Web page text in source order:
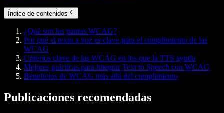
Índice de contenidos
¿Qué son las pautas WCAG?
Por qué el texto a voz es clave para el cumplimiento de las
WCAG
Criterios clave de las WCAG en los que la TTS ayuda
Mejores prácticas para integrar Text to Speech con WCAG
Beneficios de WCAG más allá del cumplimiento
Publicaciones recomendadas